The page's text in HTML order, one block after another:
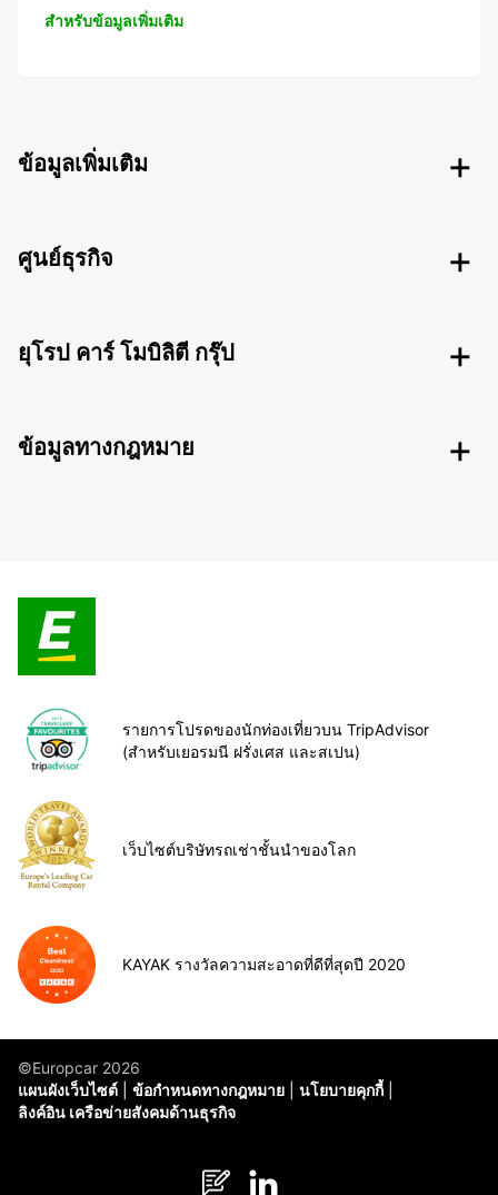
สำหรับข้อมูลเพิ่มเติม
ข้อมูลเพิ่มเติม
ศูนย์ธุรกิจ
ยุโรป คาร์ โมบิลิตี กรุ๊ป
ข้อมูลทางกฎหมาย
รายการโปรดของนักท่องเที่ยวบน TripAdvisor
(สำหรับเยอรมนี ฝรั่งเศส และสเปน)
เว็บไซต์บริษัทรถเช่าชั้นนำของโลก
KAYAK รางวัลความสะอาดที่ดีที่สุดปี 2020
©Europcar 2026
แผนผังเว็บไซต์
ข้อกำหนดทางกฎหมาย
นโยบายคุกกี้
ลิงค์อิน เครือข่ายสังคมด้านธุรกิจ